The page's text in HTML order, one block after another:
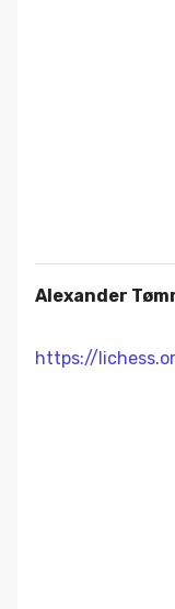
Alexander
https://